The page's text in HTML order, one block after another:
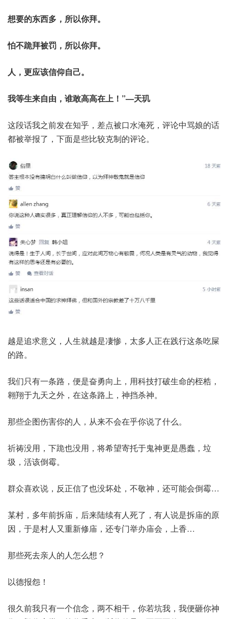
想要的东西多，所以你拜。
怕不跪拜被罚，所以你拜。
人，更应该信仰自己。
我等生来自由，谁敢高高在上！”—天玑
这段话我之前发在知乎，差点被口水淹死，评论中骂娘的话
都被举报了，下面是些比较克制的评论。
越是追求意义，人生就越是凄惨，太多人正在践行这条吃屎
的路。
我们只有一条路，便是奋勇向上，用科技打破生命的桎梏，
翱翔于九天之外，在这条路上，神挡杀神。
那些企图伤害你的人，从来不会在乎你说了什么。
祈祷没用，下跪也没用，将希望寄托于鬼神更是愚蠢，垃
圾，活该倒霉。
群众喜欢说，反正信了也没坏处，不敬神，还可能会倒霉…
某村，多年前拆庙，后来陆续有人死了，有人说是拆庙的原
因，于是村人又重新修庙，还专门举办庙会，上香…
那些死去亲人的人怎么想？
以德报怨！
很久前我只有一个信念，两不相干，你若坑我，我便砸你神